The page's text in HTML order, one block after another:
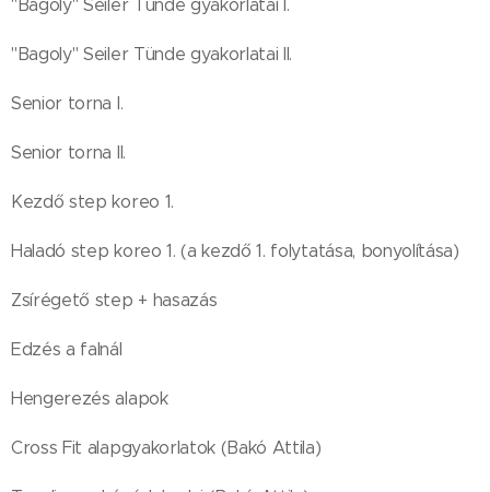
"Bagoly" Seiler Tünde gyakorlatai I.
"Bagoly" Seiler Tünde gyakorlatai II.
Senior torna I.
Senior torna II.
Kezdő step koreo 1.
Haladó step koreo 1. (a kezdő 1. folytatása, bonyolítása)
Zsírégető step + hasazás
Edzés a falnál
Hengerezés alapok
Cross Fit alapgyakorlatok (Bakó Attila)